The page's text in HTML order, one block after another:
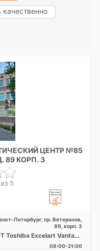
качественно
ЦЕНТР №85
89 КОРП. 3
5
Петербург, пр. Ветеранов,
89, корп. 3
Toshiba Excelart Vantage
1.5T закрытый тип
08:00-21:00